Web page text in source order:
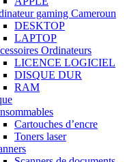
gaming Cameroun
DESKTOP
LAPTOP
Ordinateurs
LICENCE LOGICIEL
DISQUE DUR
RAM
Cartouches d’encre
Toners laser